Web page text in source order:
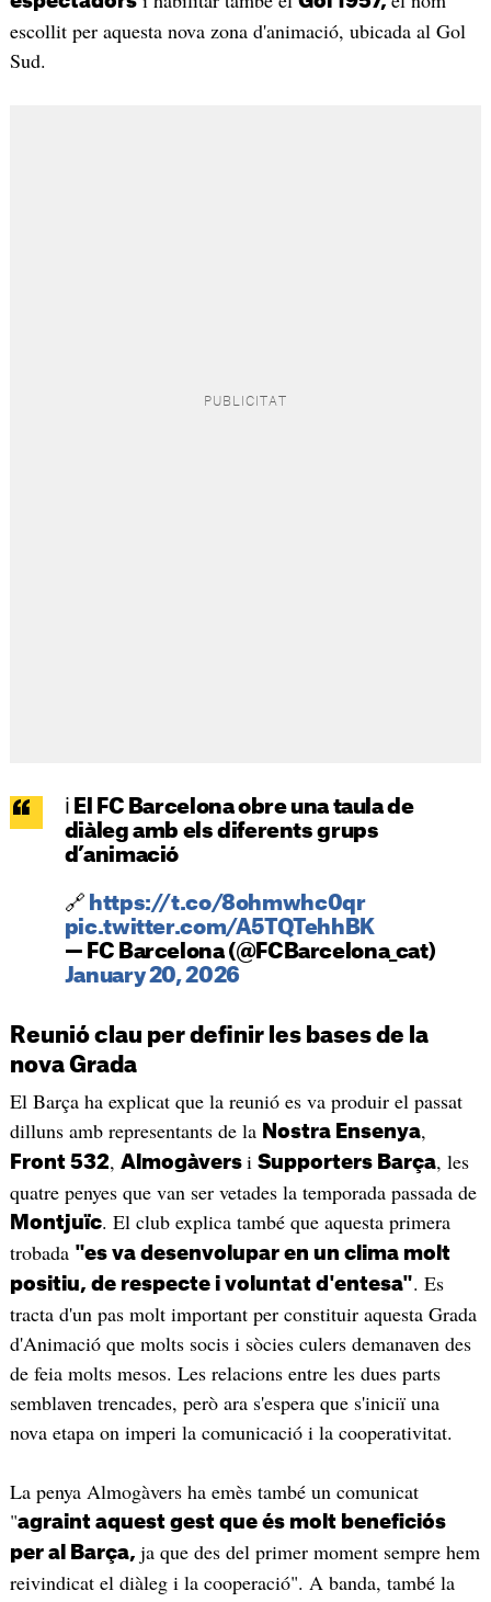
escollit per aquesta nova zona d'animació, ubicada al Gol
Sud.
ℹ El FC Barcelona obre una taula de
diàleg amb els diferents grups
d’animació
🔗 https://t.co/8ohmwhc0qr
pic.twitter.com/A5TQTehhBK
— FC Barcelona (@FCBarcelona_cat)
January 20, 2026
Reunió clau per definir les bases de la
nova Grada
El Barça ha explicat que la reunió es va produir el passat
dilluns amb representants de la Nostra Ensenya,
Front 532, Almogàvers i Supporters Barça, les
quatre penyes que van ser vetades la temporada passada de
Montjuïc. El club explica també que aquesta primera
trobada "es va desenvolupar en un clima molt
positiu, de respecte i voluntat d'entesa". Es
tracta d'un pas molt important per constituir aquesta Grada
d'Animació que molts socis i sòcies culers demanaven des
de feia molts mesos. Les relacions entre les dues parts
semblaven trencades, però ara s'espera que s'iniciï una
nova etapa on imperi la comunicació i la cooperativitat.
La penya Almogàvers ha emès també un comunicat
"agraint aquest gest que és molt beneficiós
per al Barça, ja que des del primer moment sempre hem
reivindicat el diàleg i la cooperació". A banda, també la